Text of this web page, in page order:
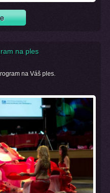
na ples
na Váš ples.